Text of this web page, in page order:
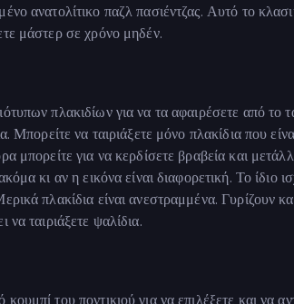
ανατολίτικο παζλ πασιέντζας. Αυτό το
μάστερ σε χρόνο μηδέν.
πλακιδίων για να τα αφαιρέσετε από το
Μπορείτε να ταιριάξετε μόνο πλακίδια που
μπορείτε για να κερδίσετε βραβεία και
κι αν η εικόνα είναι διαφορετική. Το ίδιο
πλακίδια είναι ανεστραμμένα. Γυρίζουν
να ταιριάξετε ψαλίδια.